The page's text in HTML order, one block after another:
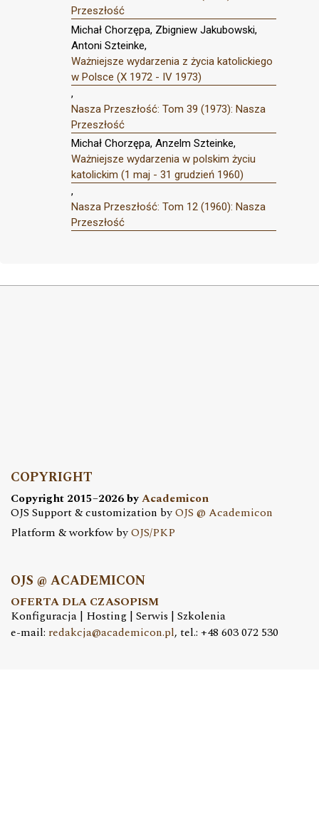
Przeszłość
Michał Chorzępa, Zbigniew Jakubowski,
Antoni Szteinke,
Ważniejsze wydarzenia z życia katolickiego
w Polsce (X 1972 - IV 1973)
,
Nasza Przeszłość: Tom 39 (1973): Nasza
Przeszłość
Michał Chorzępa, Anzelm Szteinke,
Ważniejsze wydarzenia w polskim życiu
katolickim (1 maj - 31 grudzień 1960)
,
Nasza Przeszłość: Tom 12 (1960): Nasza
Przeszłość
COPYRIGHT
Copyright 2015–2026 byAcademicon
OJS Support & customization byOJS @ Academicon
Platform & workfow byOJS/PKP
OJS @ ACADEMICON
OFERTA DLA CZASOPISM
Konfiguracja | Hosting | Serwis | Szkolenia
e-mail: redakcja@academicon.pl, tel.: +48 603 072 530